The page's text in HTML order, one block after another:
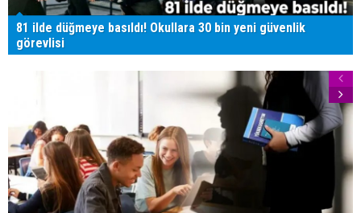
81 ilde düğmeye basıldı! Okullara 30 bin yeni güvenlik
görevlisi